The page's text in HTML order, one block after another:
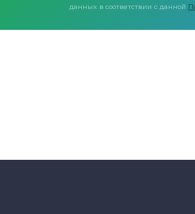
данных в соответствии с данной